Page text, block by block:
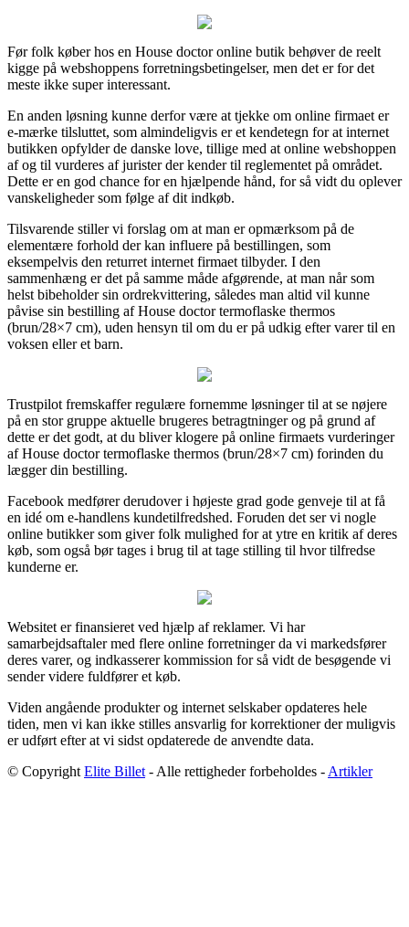
Før folk køber hos en House doctor online butik behøver de reelt
kigge på webshoppens forretningsbetingelser, men det er for det
meste ikke super interessant.
En anden løsning kunne derfor være at tjekke om online firmaet er
e-mærke tilsluttet, som almindeligvis er et kendetegn for at internet
butikken opfylder de danske love, tillige med at online webshoppen
af og til vurderes af jurister der kender til reglementet på området.
Dette er en god chance for en hjælpende hånd, for så vidt du oplever
vanskeligheder som følge af dit indkøb.
Tilsvarende stiller vi forslag om at man er opmærksom på de
elementære forhold der kan influere på bestillingen, som
eksempelvis den returret internet firmaet tilbyder. I den
sammenhæng er det på samme måde afgørende, at man når som
helst bibeholder sin ordrekvittering, således man altid vil kunne
påvise sin bestilling af House doctor termoflaske thermos
(brun/28×7 cm), uden hensyn til om du er på udkig efter varer til en
voksen eller et barn.
Trustpilot fremskaffer regulære fornemme løsninger til at se nøjere
på en stor gruppe aktuelle brugeres betragtninger og på grund af
dette er det godt, at du bliver klogere på online firmaets vurderinger
af House doctor termoflaske thermos (brun/28×7 cm) forinden du
lægger din bestilling.
Facebook medfører derudover i højeste grad gode genveje til at få
en idé om e-handlens kundetilfredshed. Foruden det ser vi nogle
online butikker som giver folk mulighed for at ytre en kritik af deres
køb, som også bør tages i brug til at tage stilling til hvor tilfredse
kunderne er.
Websitet er finansieret ved hjælp af reklamer. Vi har
samarbejdsaftaler med flere online forretninger da vi markedsfører
deres varer, og indkasserer kommission for så vidt de besøgende vi
sender videre fuldfører et køb.
Viden angående produkter og internet selskaber opdateres hele
tiden, men vi kan ikke stilles ansvarlig for korrektioner der muligvis
er udført efter at vi sidst opdaterede de anvendte data.
© Copyright Elite Billet - Alle rettigheder forbeholdes - Artikler